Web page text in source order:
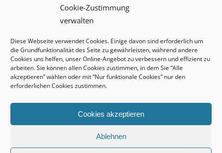
Cookie-Zustimmung
verwalten
Diese Webseite verwendet Cookies. Einige davon sind erforderlich um
die Grundfunktionalität des Seite zu gewährleisten, während andere
Cookies uns helfen, unser Online-Angebot zu verbessern und effizient zu
arbeiten. Sie können allen Cookies zustimmen, in dem Sie “Alle
akzeptieren” wählen oder mit “Nur funktionale Cookies” nur den
erforderlichen Cookies zustimmen.
Cookies akzeptieren
Ablehnen
Wir bedienen Sie freundlich, pünktlich und preiswert.
Wir bieten unseren Mitarbeitern einen humanen und
Wir legen großen Wert auf gut ausgebildete Mitarbeiter
und Fachkräfte.
Wir sind fair gegenüber Kunden, Mitarbeitern und
Lieferanten.
© Copyright - HS Kern Glas- und Gebäudereinigung GmbH -powered by